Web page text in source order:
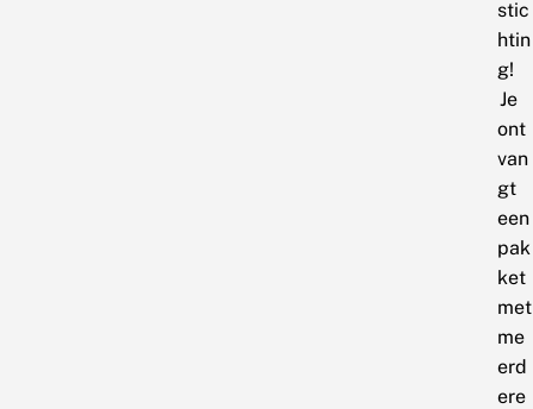
stic
htin
g!
Je
ont
van
gt
een
pak
ket
met
me
erd
ere